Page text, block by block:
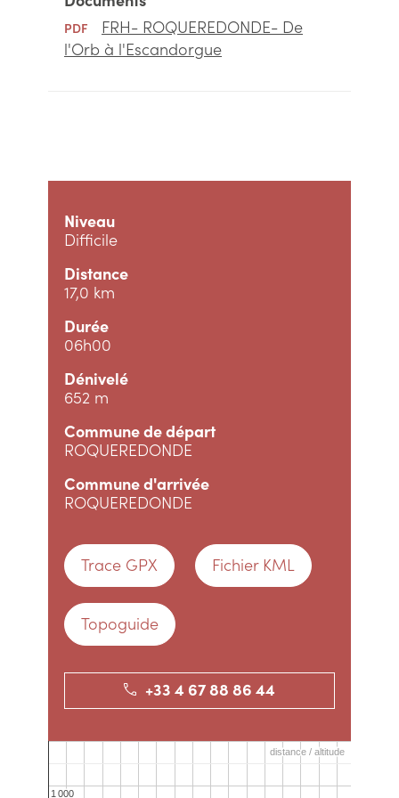
PDF
FRH- ROQUEREDONDE- De
l'Orb à l'Escandorgue
Niveau
Difficile
Distance
17,0 km
Durée
06h00
Dénivelé
652 m
Commune de départ
ROQUEREDONDE
Commune d'arrivée
ROQUEREDONDE
Trace GPX Fichier KML
Topoguide
+33 4 67 88 86 44
1 000
1 000
distance / altitude
distance / altitude